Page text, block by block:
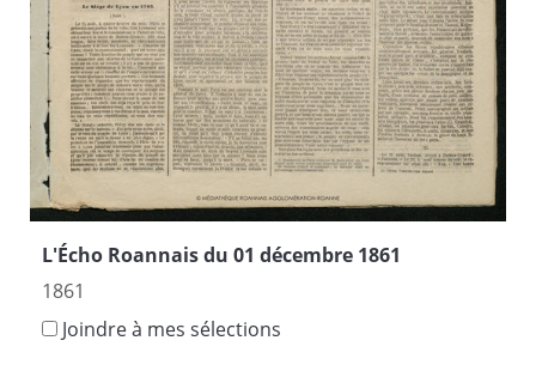
L'Écho Roannais du 01 décembre 1861
1861
Joindre à mes sélections